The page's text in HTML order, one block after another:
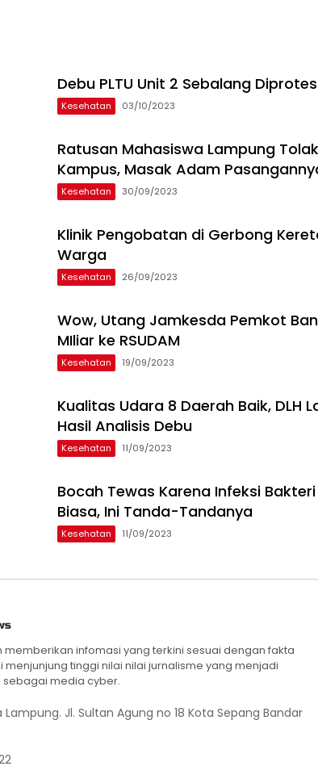
Debu PLTU Unit 2 Sebalang
Kesehatan 03/10/2023
Ratusan Mahasiswa Lampung
Kampus, Masak Adam
Kesehatan 30/09/2023
Klinik Pengobatan di Gerbong
Warga
Kesehatan 26/09/2023
Wow, Utang Jamkesda Pemkot
MIliar ke RSUDAM
Kesehatan 19/09/2023
Kualitas Udara 8 Daerah Baik, DLH
Hasil Analisis Debu
Kesehatan 11/09/2023
Bocah Tewas Karena Infeksi
Biasa, Ini Tanda-Tandanya
Kesehatan 11/09/2023
infomasi yang terkini sesuai dengan fakta
menjunjung tinggi nilai nilai jurnalisme yang menjadi
media cyber.
Lampung. Jl. Sultan Agung no 18 Kota Sepang Bandar